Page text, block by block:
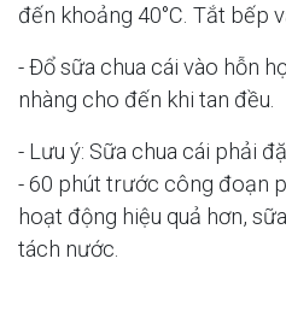
đến khoảng 40°C. Tắt bếp
- Đổ sữa chua cái vào hỗn
nhàng cho đến khi tan đều.
- Lưu ý: Sữa chua cái phải
- 60 phút trước công đoạn
hoạt động hiệu quả hơn,
tách nước.